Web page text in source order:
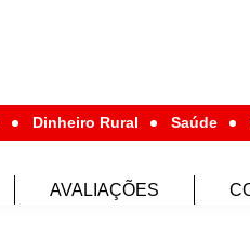
Dinheiro Rural Saúde
AVALIAÇÕES